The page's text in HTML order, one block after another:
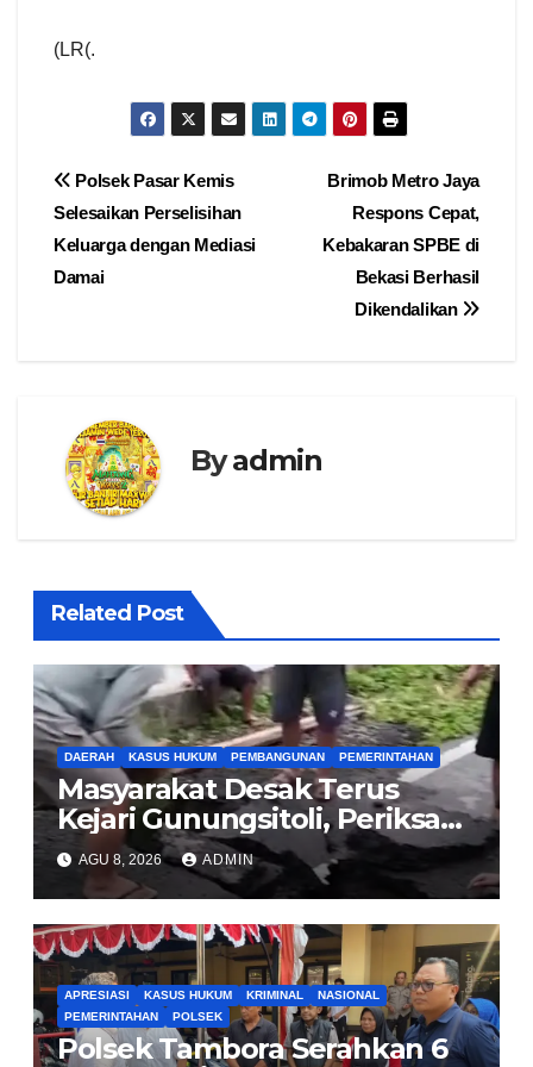
(LR(.
Navigasi
pos
Brimob Metro Jaya
Respons Cepat,
Kebakaran SPBE di
Bekasi Berhasil
Dikendalikan
Polsek Pasar Kemis
Selesaikan Perselisihan
Keluarga dengan Mediasi
Damai
Byadmin
Related Post
DAERAH KASUS HUKUM PEMBANGUNAN PEMERINTAHAN
Masyarakat Desak Terus
Kejari Gunungsitoli, Periksa
dan Usut Tuntas Dugaan
Korupsi Proyek Jalan
Sirombu-Afulu (MYC) Senilai
Rp321 Miliar
AGU 8, 2026 ADMIN
APRESIASI KASUS HUKUM KRIMINAL
NASIONAL
PEMERINTAHAN
POLSEK
Polsek Tambora Serahkan 6